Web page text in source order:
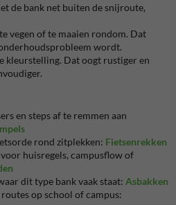
de bank net buiten de snijroute,
vegen of te maaien rondom. Dat
wordt.
kleurstelling. Dat oogt rustiger en
en steps af te remmen aan
rond zitplekken: Fietsenrekken
huisregels, campusflow of
dit type bank vaak staat: Asbakken
op school of campus: